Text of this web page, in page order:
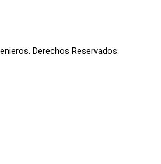
Derechos Reservados.